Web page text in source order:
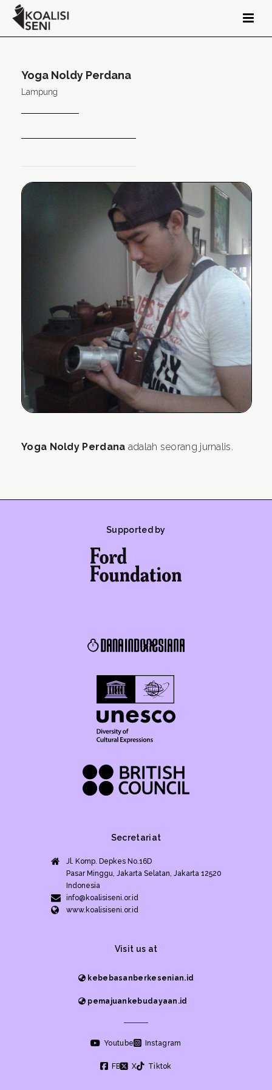
Yoga Noldy Perdana
Lampung
Yoga Noldy Perdana adalah seorang jurnalis.
Supported by
Secretariat
Jl. Komp. Depkes No.16D
Pasar Minggu, Jakarta Selatan, Jakarta 12520
Indonesia
info@koalisiseni.or.id
www.koalisiseni.or.id
Visit us at
kebebasanberkesenian.id
pemajuankebudayaan.id
Youtube Instagram
FB X Tiktok